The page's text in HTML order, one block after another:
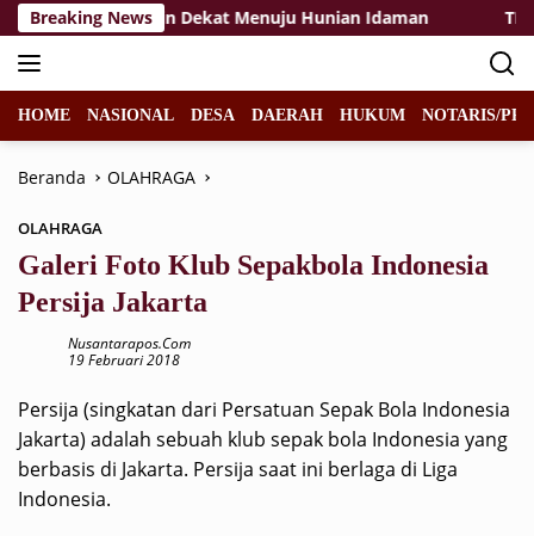
Langsung
ke
konten
Breaking News
Ladi Semakin Dekat Menuju Hunian Idaman
HOME NASIONAL DESA DAERAH HUKUM NOTARIS/
Beranda OLAHRAGA
OLAHRAGA
Galeri Foto Klub Sepakbola Indonesia
Persija Jakarta
Nusantarapos.com
19 Februari 2018
Persija (singkatan dari Persatuan Sepak Bola Indonesia
Jakarta) adalah sebuah klub sepak bola Indonesia yang
berbasis di Jakarta. Persija saat ini berlaga di Liga
Indonesia.